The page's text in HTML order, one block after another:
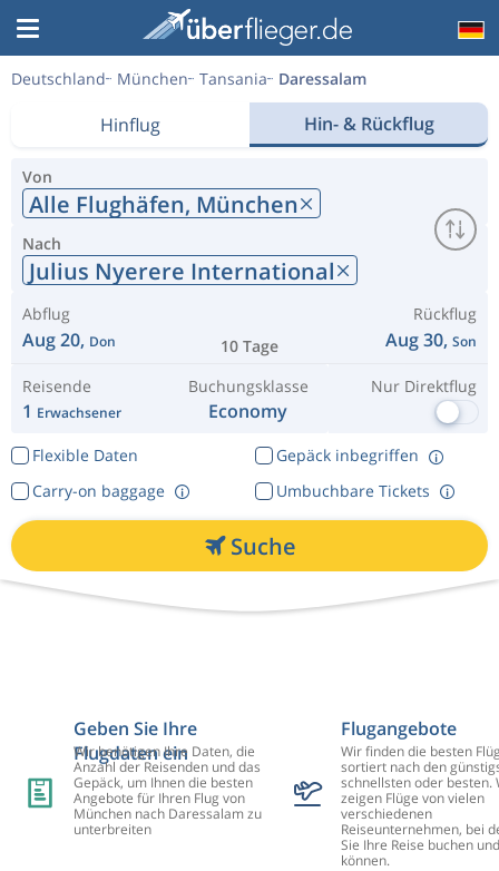
Deutschland München Tansania Daressalam
Hinflug Hin- & Rückflug
Von
Alle Flughäfen, München
Nach
Julius Nyerere International
Abflug
Aug 20, Don 10 Tage
Rückflug
Aug 30, Son
Reisende
1 Erwachsener
Buchungsklasse
Economy
Nur Direktflug
Flexible Daten
Gepäck inbegriffen
Umbuchbare Tickets
Carry-on baggage
Suche
Geben Sie Ihre
Flugdaten ein
Wir benötigen Ihre Daten, die
Anzahl der Reisenden und das
Gepäck, um Ihnen die besten
Angebote für Ihren Flug von
München nach Daressalam zu
unterbreiten
Flugangebote
Wir finden die besten
sortiert nach den
schnellsten oder besten.
zeigen Flüge von vielen
verschiedenen
Reiseunternehmen, bei
Sie Ihre Reise buchen
können.